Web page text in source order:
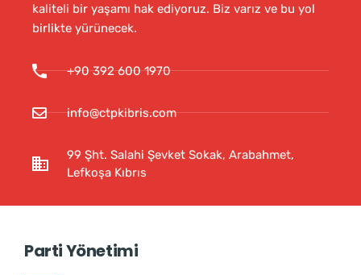
kaliteli bir yaşamı hak ediyoruz. Biz varız ve bu yol
birlikte yürünecek.
+90 392 600 1970
info@ctpkibris.com
99 Şht. Salahi Şevket Sokak, Arabahmet,
Lefkoşa Kıbrıs
Parti Yönetimi